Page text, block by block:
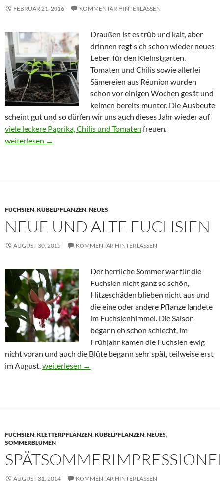
FEBRUAR 21, 2016 KOMMENTAR HINTERLASSEN
Draußen ist es trüb und kalt, aber
drinnen regt sich schon wieder neues
Leben für den Kleinstgarten.
Tomaten und Chilis sowie allerlei
Sämereien aus Réunion wurden
schon vor einigen Wochen gesät und
keimen bereits munter. Die Ausbeute
scheint gut und so dürfen wir uns auch dieses Jahr wieder auf
viele leckere Paprika, Chilis und Tomaten freuen.
Start ins neue Gartenjahr
weiterlesen →
FUCHSIEN,KÜBELPFLANZEN,NEUES
NEUE UND ALTE FUCHSIEN
AUGUST 30, 2015 KOMMENTAR HINTERLASSEN
Der herrliche Sommer war für die
Fuchsien nicht ganz so schön,
Hitzeschäden blieben nicht aus und
die eine oder andere Pflanze landete
im Fuchsienhimmel. Die Saison
begann eh schon schlecht, im
Frühjahr kamen die Fuchsien ewig
nicht voran und auch die Blüte begann sehr spät, teilweise erst
im August.Neue und alte Fuchsien
weiterlesen →
FUCHSIEN,KLETTERPFLANZEN,KÜBELPFLANZEN,NEUES,
SOMMERBLUMEN
AUGUST 31, 2014 KOMMENTAR HINTERLASSEN